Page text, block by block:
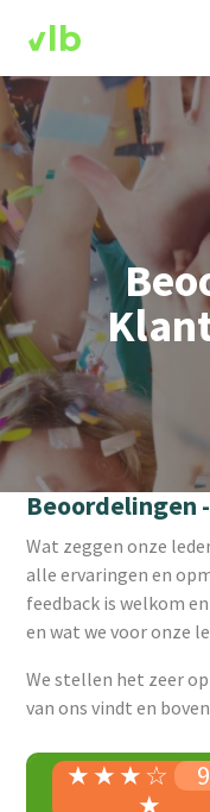
Beoordelingen
Wat zeggen onze
alle ervaringen en
feedback is welkom
en wat we voor onze
We stellen het zeer
van ons vindt en
9
☆
★
★
★
★